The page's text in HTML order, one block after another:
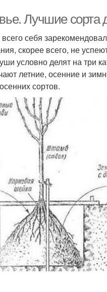
Лучшие
себя
скорее всего, не
условно делят на три
летние, осенние и
сортов.